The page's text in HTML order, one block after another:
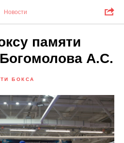
Новости
памяти
А.С.
БОКСА